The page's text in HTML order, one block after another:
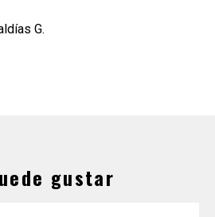
G.
gustar